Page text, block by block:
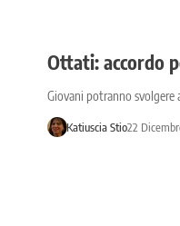
Ottati: accordo
Giovani potranno
Katiuscia Stio22